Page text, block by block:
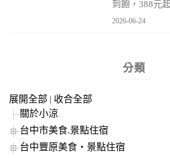
到飽，388元
2026-06-24
分類
展開全部 | 收合全部
關於小涼
台中市美食.景點住宿
台中豐原美食‧景點住宿